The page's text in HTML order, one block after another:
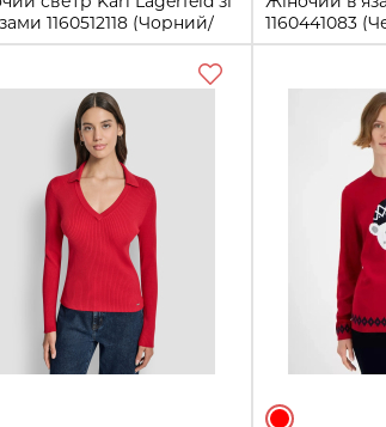
1160512118 (Чорний/
2X)
Купити
1160441083